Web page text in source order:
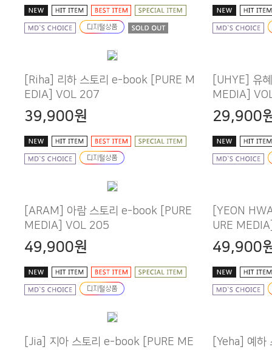
EDIA] VOL 207
39,900원
MEDIA]
29,900
MEDIA] VOL 205
49,900원
URE
49,900